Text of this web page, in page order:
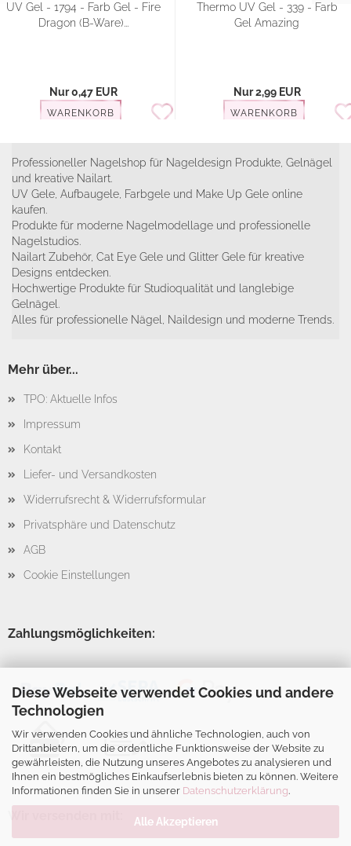
Diese Webseite verwendet Cookies und andere
Technologien
Wir verwenden Cookies und ähnliche Technologien, auch von
Drittanbietern, um die ordentliche Funktionsweise der Website zu
gewährleisten, die Nutzung unseres Angebotes zu analysieren und
Ihnen ein bestmögliches Einkaufserlebnis bieten zu können. Weitere
Informationen finden Sie in unserer Datenschutzerklärung.
Alle Akzeptieren
UV Gel - 1794 - Farb Gel - Fire
Dragon (B-Ware)...
Nur 0,47 EUR
WARENKORB
Thermo UV Gel - 339 - Farb
Gel Amazing
Nur 2,99 EUR
WARENKORB
Professioneller Nagelshop für Nageldesign Produkte, Gelnägel
und kreative Nailart.
UV Gele, Aufbaugele, Farbgele und Make Up Gele online
kaufen.
Produkte für moderne Nagelmodellage und professionelle
Nagelstudios.
Nailart Zubehör, Cat Eye Gele und Glitter Gele für kreative
Designs entdecken.
Hochwertige Produkte für Studioqualität und langlebige
Gelnägel.
Alles für professionelle Nägel, Naildesign und moderne Trends.
Mehr über...
TPO: Aktuelle Infos
Impressum
Kontakt
Liefer- und Versandkosten
Widerrufsrecht & Widerrufsformular
Privatsphäre und Datenschutz
AGB
Cookie Einstellungen
Zahlungsmöglichkeiten: